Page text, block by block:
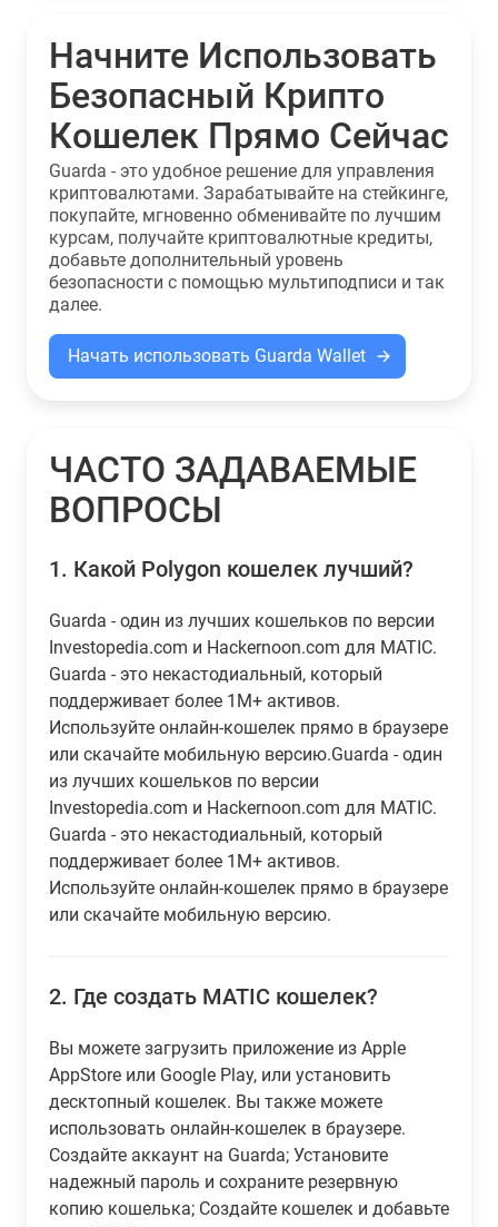
Начните Использовать
Безопасный Крипто
Кошелек Прямо Сейчас
Guarda - это удобное решение для управления
криптовалютами. Зарабатывайте на стейкинге,
покупайте, мгновенно обменивайте по лучшим
курсам, получайте криптовалютные кредиты,
добавьте дополнительный уровень
безопасности с помощью мультиподписи и так
далее.
Начать использовать Guarda Wallet
ЧАСТО ЗАДАВАЕМЫЕ
ВОПРОСЫ
1. Какой Polygon кошелек лучший?
Guarda - один из лучших кошельков по версии
Investopedia.com и Hackernoon.com для MATIC.
Guarda - это некастодиальный, который
поддерживает более 1M+ активов.
Используйте онлайн-кошелек прямо в браузере
или скачайте мобильную версию.Guarda - один
из лучших кошельков по версии
Investopedia.com и Hackernoon.com для MATIC.
Guarda - это некастодиальный, который
поддерживает более 1M+ активов.
Используйте онлайн-кошелек прямо в браузере
или скачайте мобильную версию.
2. Где создать MATIC кошелек?
Вы можете загрузить приложение из Apple
AppStore или Google Play, или установить
десктопный кошелек. Вы также можете
использовать онлайн-кошелек в браузере.
Создайте аккаунт на Guarda; Установите
надежный пароль и сохраните резервную
копию кошелька; Создайте кошелек и добавьте